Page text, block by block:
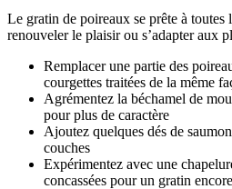
Le gratin de poireaux se prête à
renouveler le plaisir ou s’adapter aux
Remplacer une partie des
courgettes traitées de la même
Agrémentez la béchamel de
pour plus de caractère
Ajoutez quelques dés de
couches
Expérimentez avec une
concassées pour un gratin